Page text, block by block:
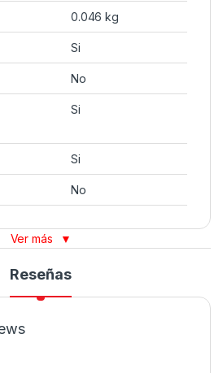
0.046 kg
Si
No
Si
Si
No
Ver más ▼
Reseñas